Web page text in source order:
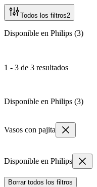
Todos los filtros2
Disponible en Philips (3)
1 - 3 de 3 resultados
Disponible en Philips (3)
Vasos con pajita
Disponible en Philips
Borrar todos los filtros